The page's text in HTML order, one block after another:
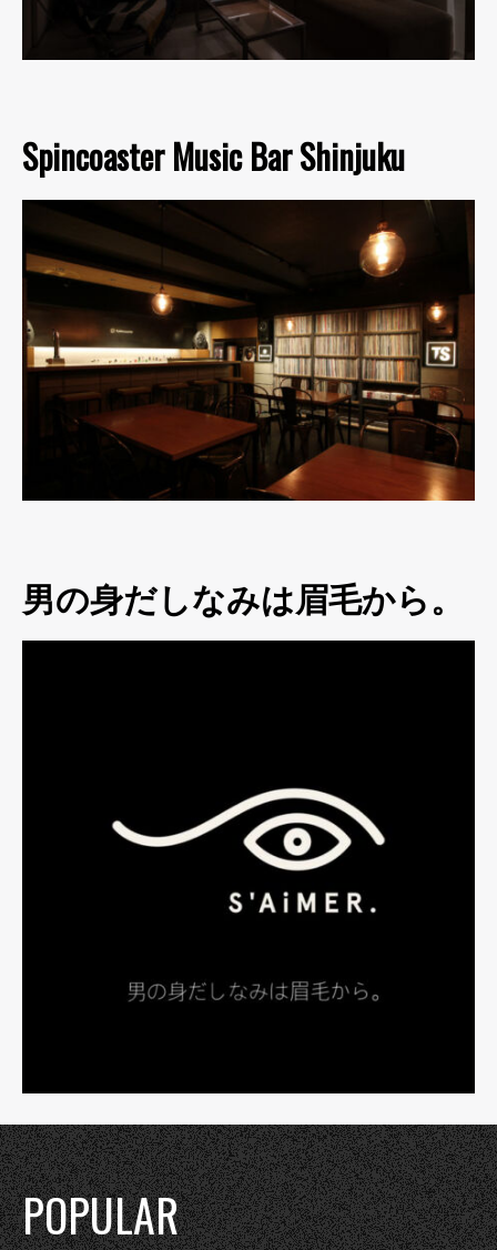
Spincoaster Music Bar Shinjuku
男の身だしなみは眉毛から。
POPULAR